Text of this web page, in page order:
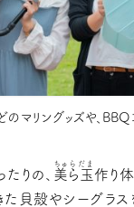
のマリングッズや、
りの、 美ら玉
ちゅらだま
作り
た貝殻やシーグラス